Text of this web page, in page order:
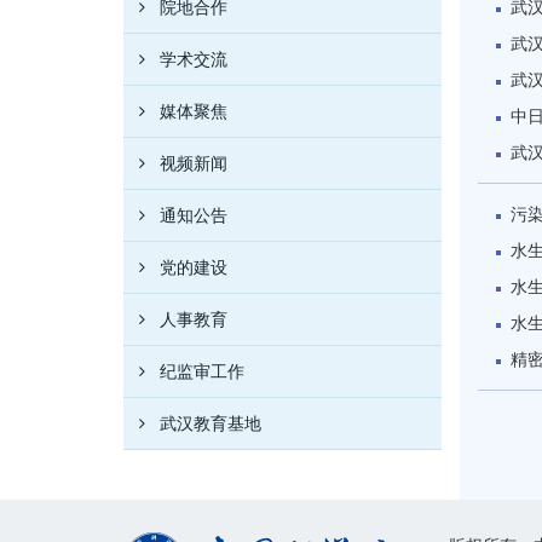
院地合作
学术交流
媒体聚焦
视频新闻
通知公告
党的建设
人事教育
纪监审工作
武汉教育基地
武
武
武
中
武
污
水
水
水
精